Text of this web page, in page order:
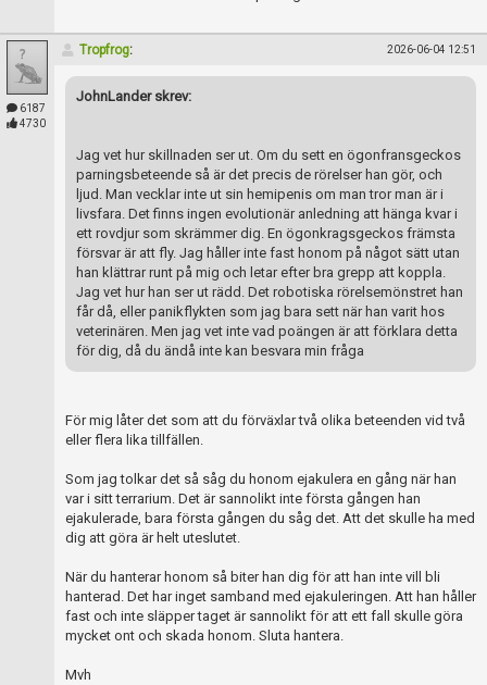
6187
4730
Tropfrog: 2026-06-04 12:51
JohnLander skrev:
Jag vet hur skillnaden ser ut. Om du sett en ögonfransgeckos
parningsbeteende så är det precis de rörelser han gör, och
ljud. Man vecklar inte ut sin hemipenis om man tror man är i
livsfara. Det finns ingen evolutionär anledning att hänga kvar i
ett rovdjur som skrämmer dig. En ögonkragsgeckos främsta
försvar är att fly. Jag håller inte fast honom på något sätt utan
han klättrar runt på mig och letar efter bra grepp att koppla.
Jag vet hur han ser ut rädd. Det robotiska rörelsemönstret han
får då, eller panikflykten som jag bara sett när han varit hos
veterinären. Men jag vet inte vad poängen är att förklara detta
för dig, då du ändå inte kan besvara min fråga
För mig låter det som att du förväxlar två olika beteenden vid två
eller flera lika tillfällen.
Som jag tolkar det så såg du honom ejakulera en gång när han
var i sitt terrarium. Det är sannolikt inte första gången han
ejakulerade, bara första gången du såg det. Att det skulle ha med
dig att göra är helt uteslutet.
När du hanterar honom så biter han dig för att han inte vill bli
hanterad. Det har inget samband med ejakuleringen. Att han håller
fast och inte släpper taget är sannolikt för att ett fall skulle göra
mycket ont och skada honom. Sluta hantera.
Mvh